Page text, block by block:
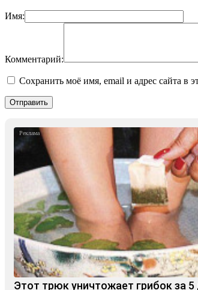
Имя:
Комментарий:
Сохранить моё имя, email и адрес сайта в
Этот трюк уничтожает грибок за 5